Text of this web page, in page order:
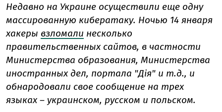
Недавно на Украине осуществили еще одну
массированную кибератаку. Ночью 14 января
хакеры взломали несколько
правительственных сайтов, в частности
Министерства образования, Министерства
иностранных дел, портала "Дія" и т.д., и
обнародовали свое сообщение на трех
языках – украинском, русском и польском.